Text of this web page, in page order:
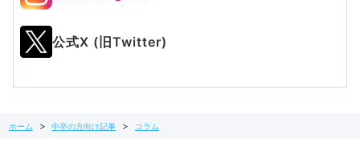
公式X (旧Twitter)
ホーム 中卒の方向け記事 コラム